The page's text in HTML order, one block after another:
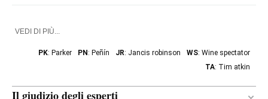
VEDI DI PIÙ...
PK: Parker PN: Peñín JR: Jancis robinson WS: Wine spectator
TA: Tim atkin
Il giudizio degli esperti